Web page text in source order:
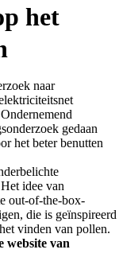
het
naar
gedaan
het beter benutten
idee van
out-of-the-box-
die is geïnspireerd
vinden van pollen.
website van